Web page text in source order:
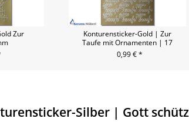
Zur
Konturensticker-Gold | Zur
Taufe mit Ornamenten | 17
mm
0,99 € *
Silber | Gott